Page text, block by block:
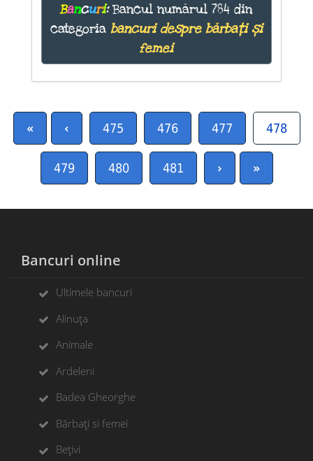
Bancuri:Bancul numărul 784 din
categoria bancuri despre bărbați și
femei
« ‹ 475 476 477 478
479 480 481 › »
Bancuri online
Ultimele bancuri
Alinuța
Animale
Ardeleni
Badea Gheorghe
Bărbați si femei
Bețivi